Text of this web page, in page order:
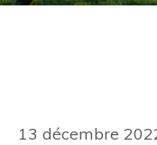
13 décembre